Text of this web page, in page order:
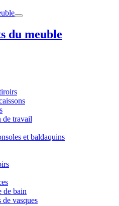
du meuble
de travail
et baldaquins
de bain
de vasques